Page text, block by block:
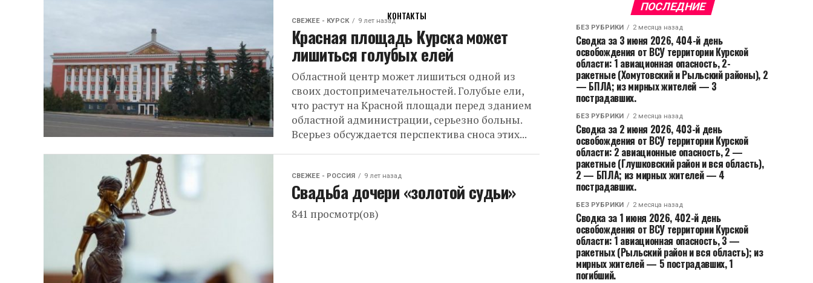
КОНТАКТЫ
СВЕЖЕЕ - КУРСК 9 лет назад
Красная площадь Курска может
лишиться голубых елей
Областной центр может лишиться одной из
своих достопримечательностей. Голубые ели,
что растут на Красной площади перед зданием
областной администрации, серьезно больны.
Всерьез обсуждается перспектива сноса этих...
СВЕЖЕЕ - РОССИЯ 9 лет назад
Свадьба дочери «золотой судьи»
841 просмотр(ов)
ПОСЛЕДНИЕ
БЕЗ РУБРИКИ 2 месяца назад
Сводка за 3 июня 2026, 404-й день
освобождения от ВСУ территории Курской
области: 1 авиационная опасность, 2-
ракетные (Хомутовский и Рыльский районы), 2
— БПЛА; из мирных жителей — 3
пострадавших.
БЕЗ РУБРИКИ 2 месяца назад
Сводка за 2 июня 2026, 403-й день
освобождения от ВСУ территории Курской
области: 2 авиационные опасность, 2 —
ракетные (Глушковский район и вся область),
2 — БПЛА; из мирных жителей — 4
пострадавших.
БЕЗ РУБРИКИ 2 месяца назад
Сводка за 1 июня 2026, 402-й день
освобождения от ВСУ территории Курской
области: 1 авиационная опасность, 3 —
ракетных (Рыльский район и вся область); из
мирных жителей — 5 пострадавших, 1
погибший.